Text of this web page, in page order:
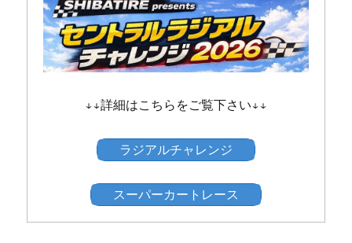
↓↓詳細はこちらをご覧下さい↓↓
ラジアルチャレンジ
スーパーカートレース